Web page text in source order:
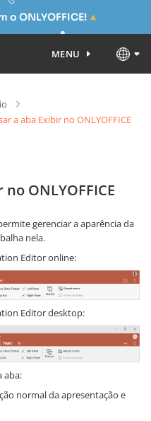
o ONLYOFFICE!
MENU
a aba Exibir no ONLYOFFICE
ONLYOFFICE
gerenciar a aparência da
nela.
Editor online:
Editor desktop:
aba:
normal da apresentação e